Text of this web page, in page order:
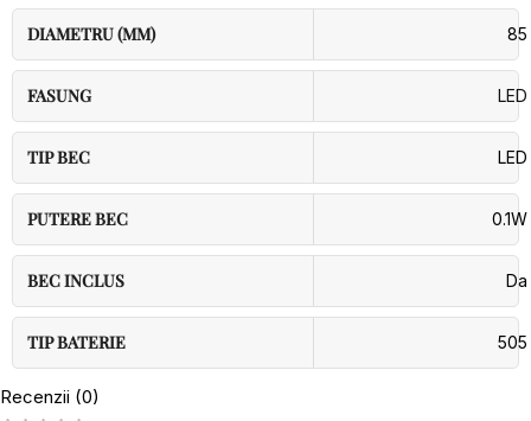
DIAMETRU (MM) 85
FASUNG LED
TIP BEC LED
PUTERE BEC 0.1W
BEC INCLUS Da
TIP BATERIE 505
Recenzii (0)